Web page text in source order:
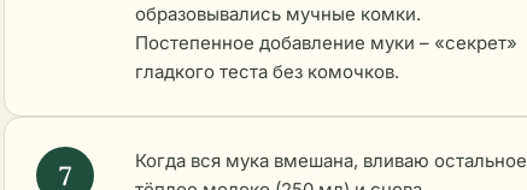
образовывались мучные комки.
Постепенное добавление муки – «секрет»
гладкого теста без комочков.
Когда вся мука вмешана, вливаю остальное